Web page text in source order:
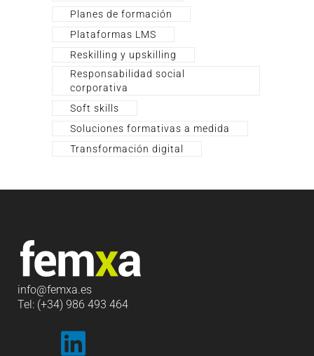
Planes de formación
Plataformas LMS
Reskilling y upskilling
Responsabilidad social
corporativa
Soft skills
Soluciones formativas a medida
Transformación digital
info@femxa.es
Tel: (+34) 986 493 464